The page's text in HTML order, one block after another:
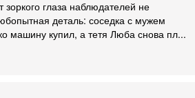
глаза наблюдателей не
деталь: соседка с мужем
машину купил, а тетя Люба снова пл...